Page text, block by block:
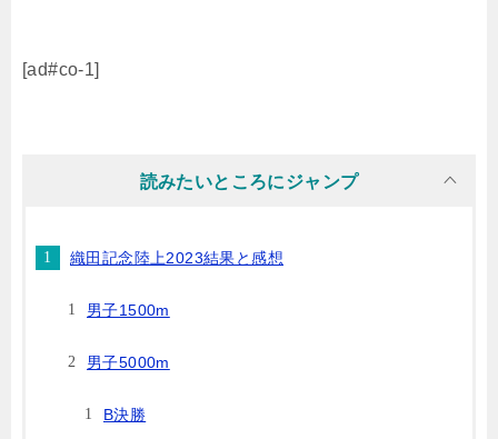
[ad#co-1]
読みたいところにジャンプ
織田記念陸上2023結果と感想
男子1500m
男子5000m
B決勝